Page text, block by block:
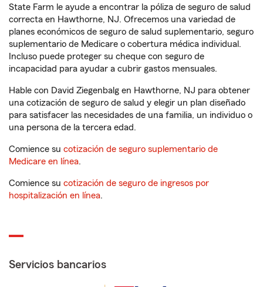
State Farm le ayude a encontrar la póliza de seguro de salud
correcta en Hawthorne, NJ. Ofrecemos una variedad de
planes económicos de seguro de salud suplementario, seguro
suplementario de Medicare o cobertura médica individual.
Incluso puede proteger su cheque con seguro de
incapacidad para ayudar a cubrir gastos mensuales.
Hable con David Ziegenbalg en Hawthorne, NJ para obtener
una cotización de seguro de salud y elegir un plan diseñado
para satisfacer las necesidades de una familia, un individuo o
una persona de la tercera edad.
Comience su cotización de seguro suplementario de
Medicare en línea.
Comience su cotización de seguro de ingresos por
hospitalización en línea.
Servicios bancarios